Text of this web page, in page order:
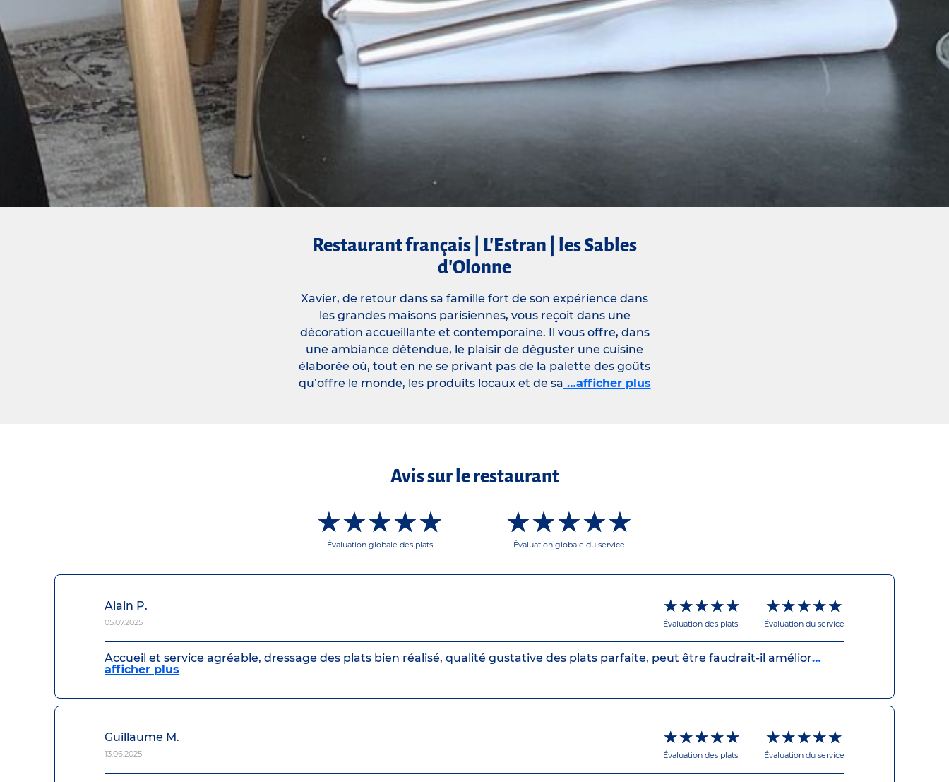
Restaurant français | L'Estran | les Sables
d'Olonne
Xavier, de retour dans sa famille fort de son expérience dans
les grandes maisons parisiennes, vous reçoit dans une
décoration accueillante et contemporaine. Il vous offre, dans
une ambiance détendue, le plaisir de déguster une cuisine
élaborée où, tout en ne se privant pas de la palette des goûts
qu’offre le monde, les produits locaux et de sa …afficher plus
Avis sur le restaurant
★★★★★
☆☆☆☆☆
Évaluation globale des plats
★★★★★
☆☆☆☆☆
Évaluation globale du service
Alain P.
05.07.2025 Évaluation des plats
★★★★★
☆☆☆☆☆
Évaluation du service
★★★★★
☆☆☆☆☆
Accueil et service agréable, dressage des plats bien réalisé, qualité gustative des plats parfaite, peut être faudrait-il amélior…
afficher plus
Guillaume M.
13.06.2025 Évaluation des plats
★★★★★
☆☆☆☆☆
Évaluation du service
★★★★★
☆☆☆☆☆